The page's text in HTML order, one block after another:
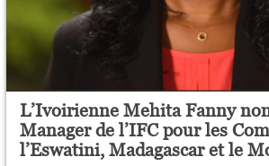
L’Ivoirienne Mehita Fanny
Manager de l’IFC pour les
l’Eswatini, Madagascar et le